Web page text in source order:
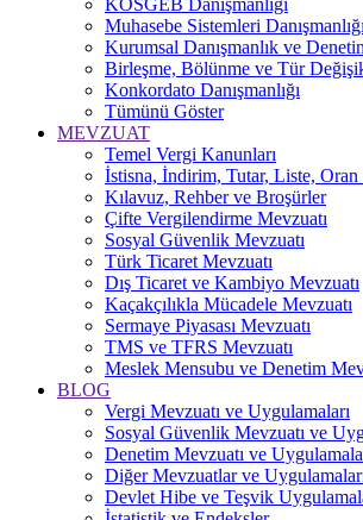
KOSGEB Danışmanlığı
Muhasebe Sistemleri Danışmanlığı
Kurumsal Danışmanlık ve
Birleşme, Bölünme ve Tür
Konkordato Danışmanlığı
Tümünü Göster
MEVZUAT
Temel Vergi Kanunları
İstisna, İndirim, Tutar, Liste,
Kılavuz, Rehber ve Broşürler
Çifte Vergilendirme Mevzuatı
Sosyal Güvenlik Mevzuatı
Türk Ticaret Mevzuatı
Dış Ticaret ve Kambiyo Mevzuatı
Kaçakçılıkla Mücadele Mevzuatı
Sermaye Piyasası Mevzuatı
TMS ve TFRS Mevzuatı
Meslek Mensubu ve Denetim
BLOG
Vergi Mevzuatı ve Uygulamaları
Sosyal Güvenlik Mevzuatı ve
Denetim Mevzuatı ve
Diğer Mevzuatlar ve
Devlet Hibe ve Teşvik